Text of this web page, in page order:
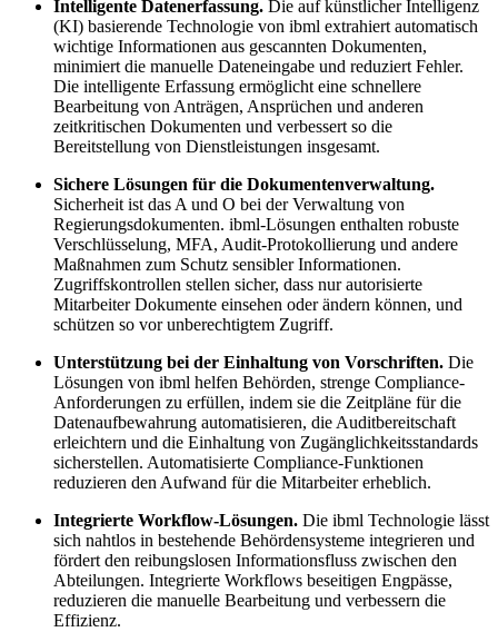
Intelligente Datenerfassung. Die auf künstlicher Intelligenz
(KI) basierende Technologie von ibml extrahiert automatisch
wichtige Informationen aus gescannten Dokumenten,
minimiert die manuelle Dateneingabe und reduziert Fehler.
Die intelligente Erfassung ermöglicht eine schnellere
Bearbeitung von Anträgen, Ansprüchen und anderen
zeitkritischen Dokumenten und verbessert so die
Bereitstellung von Dienstleistungen insgesamt.
Sichere Lösungen für die Dokumentenverwaltung.
Sicherheit ist das A und O bei der Verwaltung von
Regierungsdokumenten. ibml-Lösungen enthalten robuste
Verschlüsselung, MFA, Audit-Protokollierung und andere
Maßnahmen zum Schutz sensibler Informationen.
Zugriffskontrollen stellen sicher, dass nur autorisierte
Mitarbeiter Dokumente einsehen oder ändern können, und
schützen so vor unberechtigtem Zugriff.
Unterstützung bei der Einhaltung von Vorschriften. Die
Lösungen von ibml helfen Behörden, strenge Compliance-
Anforderungen zu erfüllen, indem sie die Zeitpläne für die
Datenaufbewahrung automatisieren, die Auditbereitschaft
erleichtern und die Einhaltung von Zugänglichkeitsstandards
sicherstellen. Automatisierte Compliance-Funktionen
reduzieren den Aufwand für die Mitarbeiter erheblich.
Integrierte Workflow-Lösungen. Die ibml Technologie lässt
sich nahtlos in bestehende Behördensysteme integrieren und
fördert den reibungslosen Informationsfluss zwischen den
Abteilungen. Integrierte Workflows beseitigen Engpässe,
reduzieren die manuelle Bearbeitung und verbessern die
Effizienz.